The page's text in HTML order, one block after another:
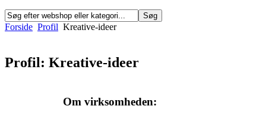
Forside Profil Kreative-ideer
Profil: Kreative-ideer
Om virksomheden: